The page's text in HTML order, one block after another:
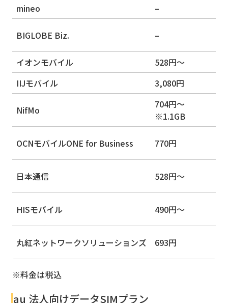
mineo –
BIGLOBE Biz. –
イオンモバイル
528円〜
IIJモバイル
3,080円
NifMo
704円〜
※1.1GB
OCNモバイルONE for Business 770円
日本通信 528円〜
HISモバイル 490円〜
丸紅ネットワークソリューションズ 693円
※料金は税込
au 法人向けデータSIMプラン